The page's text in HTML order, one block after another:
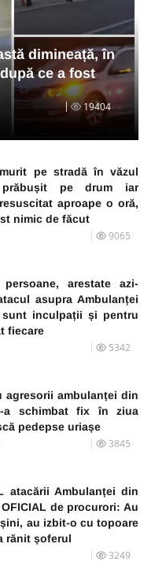
dimineață, în
ce a fost
19404
pe stradă în văzul
pe drum iar
aproape o oră,
nimic de făcut
9065
persoane, arestate azi-
asupra Ambulanței
inculpații și pentru
fiecare
5342
agresorii ambulanței din
a schimbat fix în ziua
pedepse uriașe
3845
atacării Ambulanței din
de procurori: Au
au izbit-o cu topoare
rănit șoferul
3249